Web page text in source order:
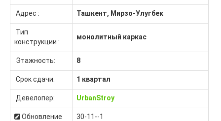
Адрес : Ташкент, Мирзо-Улугбек
Тип
конструкции :
монолитный каркас
Этажность: 8
Срок сдачи: 1 квартал
Девелопер: UrbanStroy
Обновление 30-11--1